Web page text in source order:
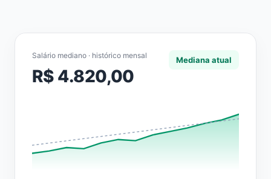
Salário mediano · histórico mensal
R$ 4.820,00
Mediana atual